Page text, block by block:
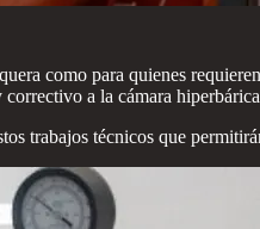
como para quienes
a la cámara
trabajos técnicos que